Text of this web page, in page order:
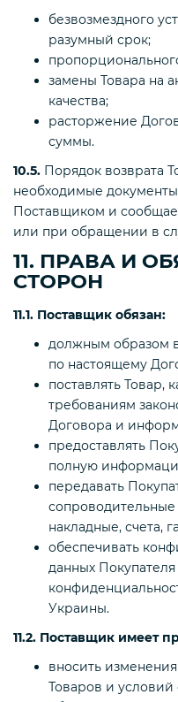
безвозмездного
разумный срок;
замены Товара на
качества;
расторжение
суммы.
10.5. Порядок возврата
необходимые документы
Поставщиком и
или при обращении в
11. ПРАВА И
СТОРОН
11.1. Поставщик обязан:
должным образом
по настоящему
поставлять Товар,
требованиям
Договора и
предоставлять
полную
передавать
накладные, счета,
обеспечивать
данных
Украины.
11.2. Поставщик имеет
вносить
Товаров и условий